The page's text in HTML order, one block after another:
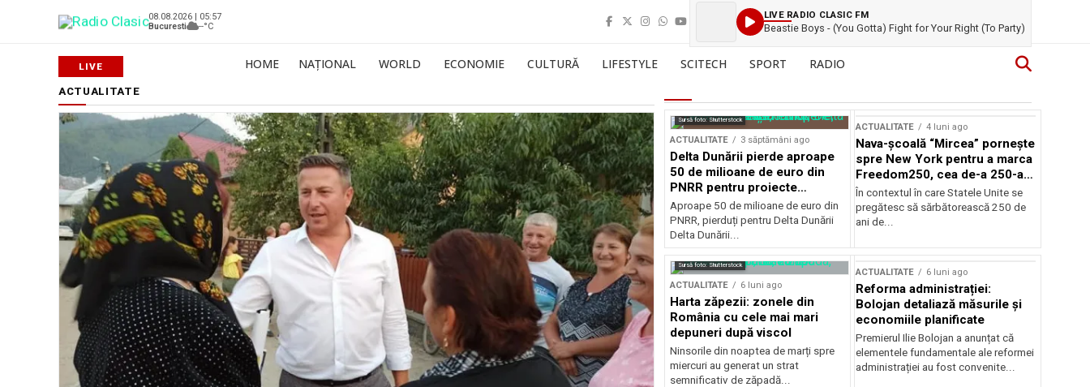
08.08.2026 | 05:57
Bucuresti
--°C
LIVE RADIO CLASIC FM
Beastie Boys - (You Gotta) Fight for Your Right (To Party)
HOME NAȚIONAL WORLD ECONOMIE CULTURĂ LIFESTYLE SCITECH SPORT RADIO
ACTUALITATE
Sursă foto: Shutterstock
ACTUALITATE 3 săptămâni ago
Delta Dunării pierde aproape
50 de milioane de euro din
PNRR pentru proiecte
esențiale
Aproape 50 de milioane de euro din
PNRR, pierduți pentru Delta Dunării
Delta Dunării...
ACTUALITATE 4 luni ago
Nava-școală “Mircea” pornește
spre New York pentru a marca
Freedom250, cea de-a 250-a
aniversare a Statelor Unite
În contextul în care Statele Unite se
pregătesc să sărbătorească 250 de
ani de...
Sursă foto: Shutterstock
ACTUALITATE 6 luni ago
Harta zăpezii: zonele din
România cu cele mai mari
depuneri după viscol
Ninsorile din noaptea de marți spre
miercuri au generat un strat
semnificativ de zăpadă...
ACTUALITATE 6 luni ago
Reforma administrației:
Bolojan detaliază măsurile și
economiile planificate
Premierul Ilie Bolojan a anunțat că
elementele fundamentale ale reformei
administrației au fost convenite...